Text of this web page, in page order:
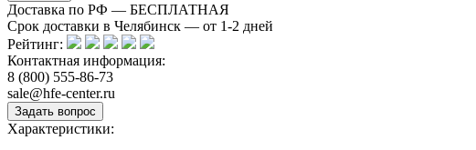
Доставка по РФ — БЕСПЛАТНАЯ
Срок доставки в Челябинск — от 1-2 дней
Рейтинг:
Контактная информация:
8 (800) 555-86-73
sale@hfe-center.ru
Характеристики: